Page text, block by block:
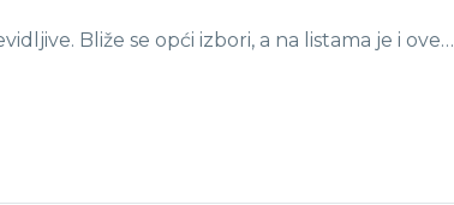
Bliže se opći izbori, a na listama je i ove…